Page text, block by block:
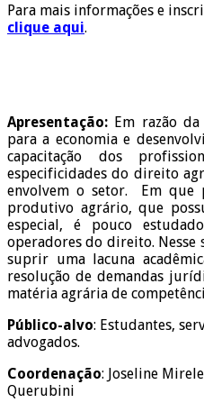
Para mais informações e
clique aqui.
Apresentação: Em razão
para a economia e
capacitação dos
especificidades do direito
envolvem o setor. Em que
produtivo agrário, que
especial, é pouco
operadores do direito. Nesse
suprir uma lacuna
resolução de demandas
matéria agrária de
Público-alvo: Estudantes,
advogados.
Coordenação: Joseline
Querubini